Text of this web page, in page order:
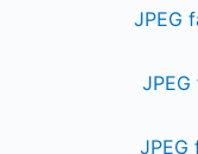
JPEG
JPEG